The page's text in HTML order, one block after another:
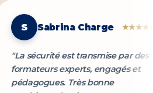
S Sabrina Charge ★★★★★
"La sécurité est transmise par des
formateurs experts, engagés et
pédagogues. Très bonne